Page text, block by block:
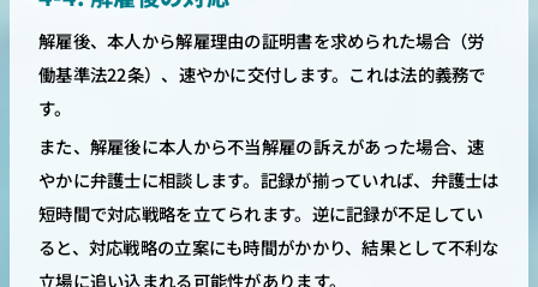
解雇後、本人から解雇理由の証明書を求められた場合（労
働基準法22条）、速やかに交付します。これは法的義務で
す。
また、解雇後に本人から不当解雇の訴えがあった場合、速
やかに弁護士に相談します。記録が揃っていれば、弁護士は
短時間で対応戦略を立てられます。逆に記録が不足してい
ると、対応戦略の立案にも時間がかかり、結果として不利な
立場に追い込まれる可能性があります。